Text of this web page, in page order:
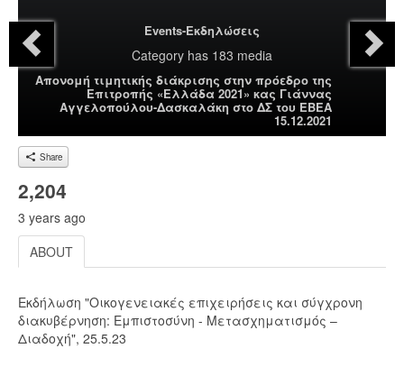
Events-Εκδηλώσεις
Category has 183 media
Απονομή τιμητικής διάκρισης στην πρόεδρο της
Επιτροπής «Ελλάδα 2021» κας Γιάννας
Αγγελοπούλου-Δασκαλάκη στο ΔΣ του ΕΒΕΑ
15.12.2021
Share
2,204
3 years ago
ABOUT
Εκδήλωση "Οικογενειακές επιχειρήσεις και σύγχρονη
διακυβέρνηση: Εμπιστοσύνη - Μετασχηματισμός –
Διαδοχή", 25.5.23